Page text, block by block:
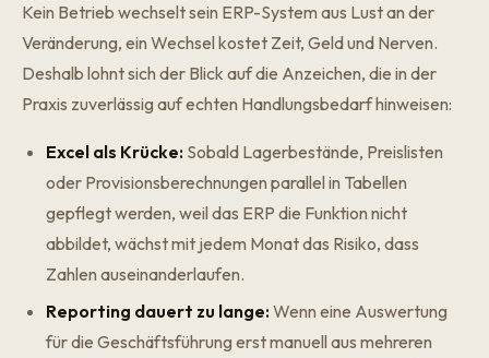
Kein Betrieb wechselt sein ERP-System aus Lust an der
Veränderung, ein Wechsel kostet Zeit, Geld und Nerven.
Deshalb lohnt sich der Blick auf die Anzeichen, die in der
Praxis zuverlässig auf echten Handlungsbedarf hinweisen:
Excel als Krücke: Sobald Lagerbestände, Preislisten
oder Provisionsberechnungen parallel in Tabellen
gepflegt werden, weil das ERP die Funktion nicht
abbildet, wächst mit jedem Monat das Risiko, dass
Zahlen auseinanderlaufen.
Reporting dauert zu lange:Wenn eine Auswertung
für die Geschäftsführung erst manuell aus mehreren